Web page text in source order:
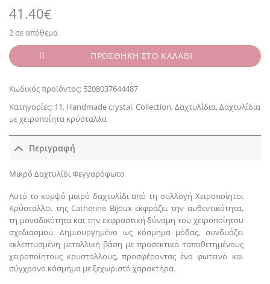
41.40€
2 σε απόθεμα
ΠΡΟΣΘΗΚΗ ΣΤΟ ΚΑΛΑΘΙ
Κωδικός προϊόντος: 5208037644487
Κατηγορίες: 11. Handmade crystal,Collection,Δαχτυλίδια,Δαχτυλίδια
με χειροποίητα κρύσταλλα
Περιγραφή
Μικρό Δαχτυλίδι Φεγγαρόφωτο
Αυτό το κομψό μικρό δαχτυλίδι από τη συλλογή Χειροποίητοι
Κρύσταλλοι της Catherine Bijoux εκφράζει την αυθεντικότητα,
τη μοναδικότητα και την εκφραστική δύναμη του χειροποίητου
σχεδιασμού. Δημιουργημένο ως κόσμημα μόδας, συνδυάζει
εκλεπτυσμένη μεταλλική βάση με προσεκτικά τοποθετημένους
χειροποίητους κρυστάλλους, προσφέροντας ένα φωτεινό και
σύγχρονο κόσμημα με ξεχωριστό χαρακτήρα.